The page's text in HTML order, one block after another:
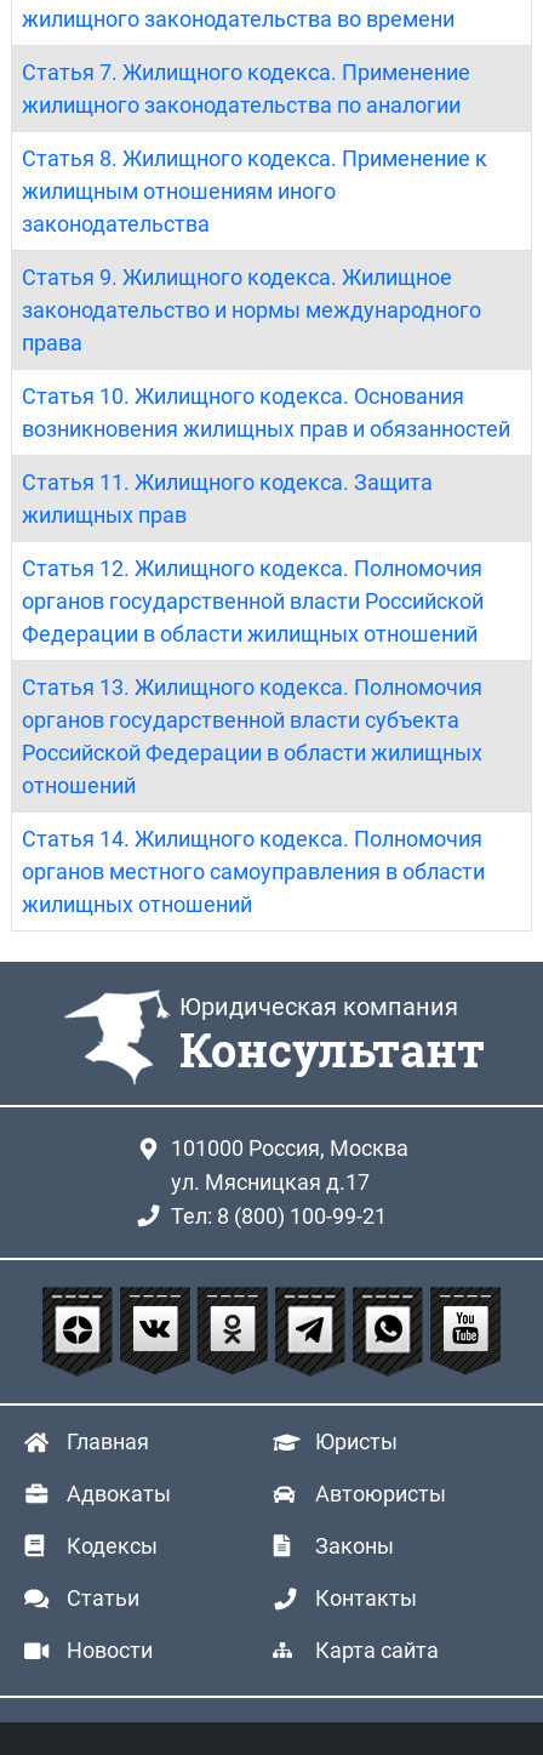
жилищного законодательства во времени
Статья 7. Жилищного кодекса. Применение
жилищного законодательства по аналогии
Статья 8. Жилищного кодекса. Применение к
жилищным отношениям иного
законодательства
Статья 9. Жилищного кодекса. Жилищное
законодательство и нормы международного
права
Статья 10. Жилищного кодекса. Основания
возникновения жилищных прав и обязанностей
Статья 11. Жилищного кодекса. Защита
жилищных прав
Статья 12. Жилищного кодекса. Полномочия
органов государственной власти Российской
Федерации в области жилищных отношений
Статья 13. Жилищного кодекса. Полномочия
органов государственной власти субъекта
Российской Федерации в области жилищных
отношений
Статья 14. Жилищного кодекса. Полномочия
органов местного самоуправления в области
жилищных отношений
Юридическая компания
Консультант
101000 Россия, Москва
ул. Мясницкая д.17
Тел: 8 (800) 100-99-21
Главная Юристы
Адвокаты Автоюристы
Кодексы Законы
Статьи Контакты
Новости Карта сайта